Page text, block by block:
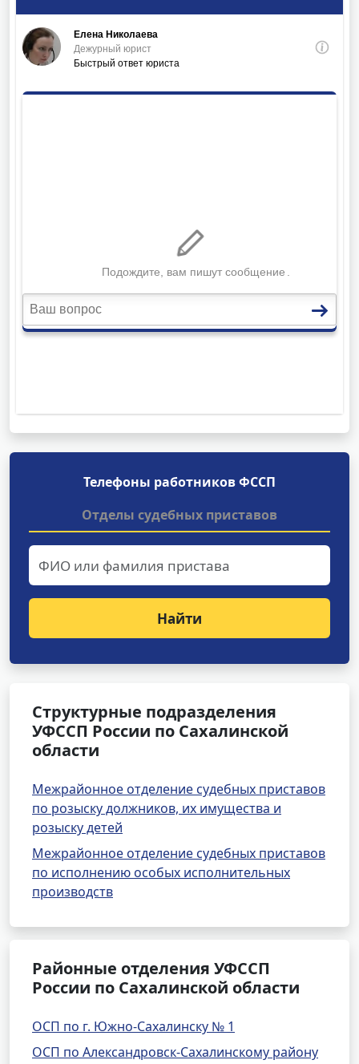
Телефоны работников ФССП
Отделы судебных приставов
Найти
Структурные подразделения
УФССП России по Сахалинской
области
Межрайонное отделение судебных приставов
по розыску должников, их имущества и
розыску детей
Межрайонное отделение судебных приставов
по исполнению особых исполнительных
производств
Районные отделения УФССП
России по Сахалинской области
ОСП по г. Южно-Сахалинску № 1
ОСП по Александровск-Сахалинскому району